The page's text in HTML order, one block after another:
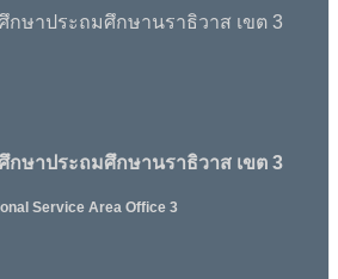
กษาประถมศึกษานราธิวาส เขต 3
กษาประถมศึกษานราธิวาส เขต 3
Service Area Office 3